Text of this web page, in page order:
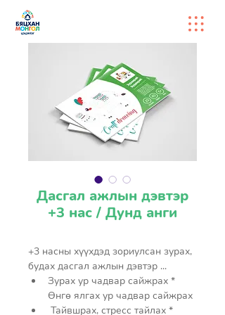
Дасгал ажлын дэвтэр
+3 нас / Дунд анги
+3 насны хүүхдэд зориулсан зурах,
будах дасгал ажлын дэвтэр ...
Зурах ур чадвар сайжрах *
Өнгө ялгах ур чадвар сайжрах
Тайвшрах, стресс тайлах *